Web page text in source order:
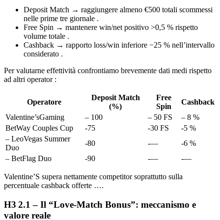
Deposit Match → raggiungere almeno €500 totali scommessi
nelle prime tre giornale .
Free Spin → mantenere win/net positivo >0,5 % rispetto
volume totale .
Cashback → rapporto loss/win inferiore −25 % nell’intervallo
considerato .
Per valutarne effettività confrontiamo brevemente dati medi rispetto
ad altri operator :
Operatore
Deposit Match
(%)
Free
Spin
Cashback
Valentine’sGaming
– 100 – 50 FS
– 8 %
BetWay Couples Cup
-75 -30 FS
-5 %
– LeoVegas Summer
Duo
-80 -—
-6 %
– BetFlag Duo
-90 -— -—
Valentine’S supera nettamente competitor soprattutto sulla
percentuale cashback offerte ….
H3 2.1 – Il “Love‑Match Bonus”: meccanismo e
valore reale